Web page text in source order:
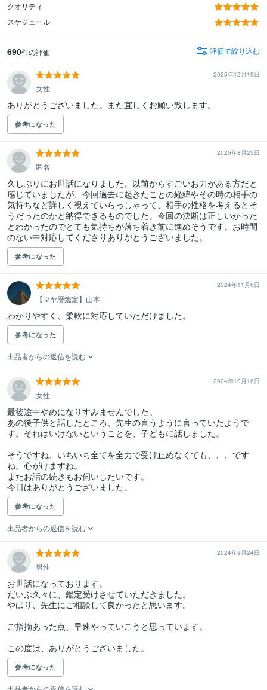
クオリティ
スケジュール
690件の評価 評価で絞り込む
2025年12月19日
女性
ありがとうございました。また宜しくお願い致します。
参考になった
2025年8月25日
匿名
久しぶりにお世話になりました。以前からすごいお力がある方だと
感じていましたが、今回過去に起きたことの経緯やその時の相手の
気持ちなど詳しく視えていらっしゃって、相手の性格を考えるとそ
うだったのかと納得できるものでした。今回の決断は正しいかった
とわかったのでとても気持ちが落ち着き前に進めそうです。お時間
のない中対応してくださりありがとうございました。
参考になった
2024年11月6日
【マヤ暦鑑定】山本
わかりやすく、柔軟に対応していただけました。
参考になった
出品者からの返信を読む
2024年10月16日
女性
最後途中やめになりすみませんでした。
あの後子供と話したところ、先生の言うように言っていたようで
す。それはいけないということを、子どもに話しました。
そうですね、いちいち全てを全力で受け止めなくても、、、です
ね。心がけますね。
またお話の続きもお伺いしたいです。
今日はありがとうございました。
参考になった
出品者からの返信を読む
2024年9月24日
男性
お世話になっております。
だいぶ久々に、鑑定受けさせていただきました。
やはり、先生にご相談して良かったと思います。
ご指摘あった点、早速やっていこうと思っています。
この度は、ありがとうございました。
参考になった